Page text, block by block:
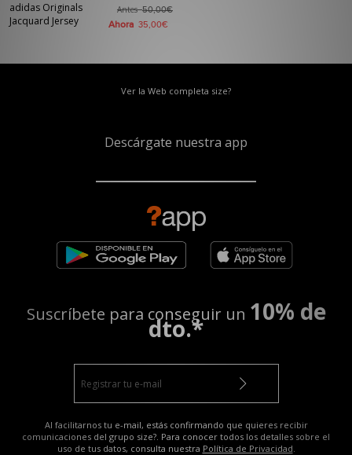
adidas Originals
Jacquard Jersey
Antes50,00€
Ahora 35,00€
Ver la Web completa size?
Descárgate nuestra app
Suscríbete para conseguir un 10% de
dto.*
Al facilitarnos tu e-mail, estás confirmando que quieres recibir
comunicaciones del grupo size?. Para conocer todos los detalles sobre el
uso de tus datos, consulta nuestra Política de Privacidad.